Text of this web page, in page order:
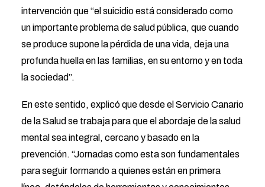
intervención que “el suicidio está considerado como
un importante problema de salud pública, que cuando
se produce supone la pérdida de una vida, deja una
profunda huella en las familias, en su entorno y en toda
la sociedad”.
En este sentido, explicó que desde el Servicio Canario
de la Salud se trabaja para que el abordaje de la salud
mental sea integral, cercano y basado en la
prevención. “Jornadas como esta son fundamentales
para seguir formando a quienes están en primera